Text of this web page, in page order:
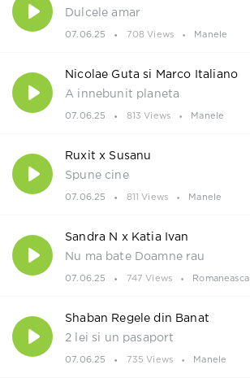
Dulcele amar
07.06.25 708 Views Manele
Nicolae Guta si Marco Italiano
A innebunit planeta
07.06.25 813 Views Manele
Ruxit x Susanu
Spune cine
07.06.25 811 Views Manele
Sandra N x Katia Ivan
Nu ma bate Doamne rau
07.06.25 747 Views Romaneasca
Shaban Regele din Banat
2 lei si un pasaport
07.06.25 735 Views Manele